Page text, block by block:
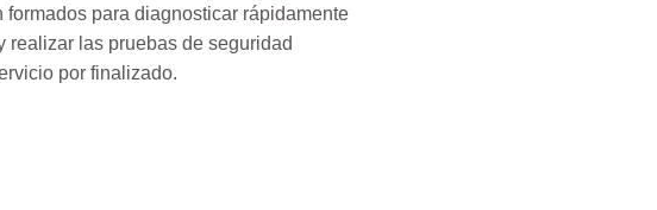
formados para diagnosticar rápidamente
realizar las pruebas de seguridad
por finalizado.